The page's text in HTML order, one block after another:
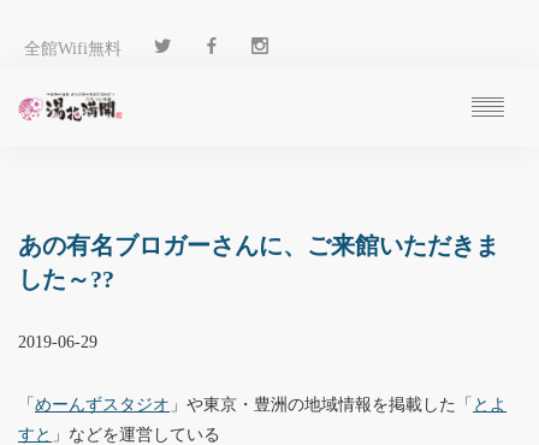
全館Wifi無料
客 室
温 泉
料 理
施 設
ブログ
ENGLISH
あの有名ブロガーさんに、ご来館いただきま
した～??
2019-06-29
「 めーんずスタジオ 」や東京・豊洲の地域情報を掲載した「 とよ
すと 」などを運営している